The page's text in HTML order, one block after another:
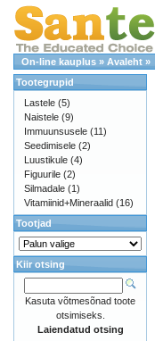
On-line kauplus » Avaleht »
Tootegrupid
Lastele (5)
Naistele (9)
Immuunsusele (11)
Seedimisele (2)
Luustikule (4)
Figuurile (2)
Silmadale (1)
Vitamiinid+Mineraalid (16)
Tootjad
Kiir otsing
Kasuta võtmesõnad toote
otsimiseks.
Laiendatud otsing